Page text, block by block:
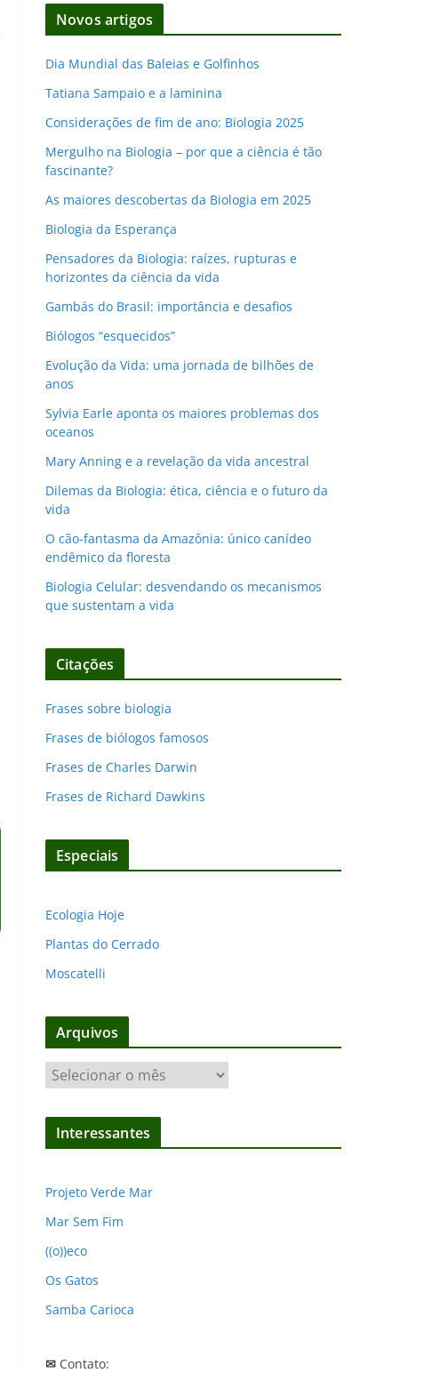
d
e
a
i
Novos artigos
Dia Mundial das Baleias e Golfinhos
Tatiana Sampaio e a laminina
Considerações de fim de ano: Biologia 2025
Mergulho na Biologia – por que a ciência é tão
fascinante?
As maiores descobertas da Biologia em 2025
Biologia da Esperança
Pensadores da Biologia: raízes, rupturas e
horizontes da ciência da vida
Gambás do Brasil: importância e desafios
Biólogos “esquecidos”
Evolução da Vida: uma jornada de bilhões de
anos
Sylvia Earle aponta os maiores problemas dos
oceanos
Mary Anning e a revelação da vida ancestral
Dilemas da Biologia: ética, ciência e o futuro da
vida
O cão-fantasma da Amazônia: único canídeo
endêmico da floresta
Biologia Celular: desvendando os mecanismos
que sustentam a vida
Citações
Frases sobre biologia
Frases de biólogos famosos
Frases de Charles Darwin
Frases de Richard Dawkins
Especiais
Ecologia Hoje
Plantas do Cerrado
Moscatelli
Arquivos
r
q
s
Interessantes
Projeto Verde Mar
Mar Sem Fim
((o))eco
Os Gatos
Samba Carioca
✉ Contato: